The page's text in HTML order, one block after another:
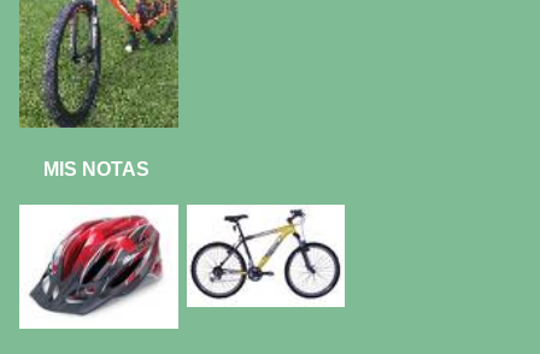
MIS NOTAS